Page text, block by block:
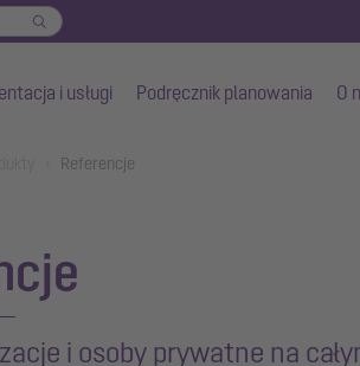
i usługi Podręcznik planowania O
Referencje
i osoby prywatne na